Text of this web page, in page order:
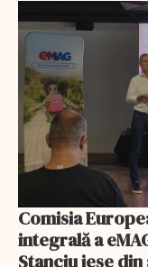
Comisia
integrală a
Stanciu iese